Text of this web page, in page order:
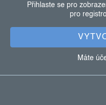
Přihlaste se pro
pro
Máte